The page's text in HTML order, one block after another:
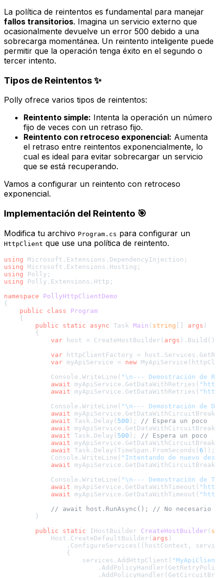
La política de reintentos es fundamental para manejar
fallos transitorios. Imagina un servicio externo que
ocasionalmente devuelve un error 500 debido a una
sobrecarga momentánea. Un reintento inteligente puede
permitir que la operación tenga éxito en el segundo o
tercer intento.
Tipos de Reintentos ✨
Polly ofrece varios tipos de reintentos:
Reintento simple: Intenta la operación un número
fijo de veces con un retraso fijo.
Reintento con retroceso exponencial: Aumenta
el retraso entre reintentos exponencialmente, lo
cual es ideal para evitar sobrecargar un servicio
que se está recuperando.
Vamos a configurar un reintento con retroceso
exponencial.
Implementación del Reintento 🎯
Modifica tu archivo Program.cs para configurar un
HttpClient que use una política de reintento.
using
using
using
using Polly.Extensions.Http;
namespace
PollyHttpClientDemo
{
public
class
Program
    {
public
static async Task Main ( string args )
        {
var host = CreateHostBuilder( args ).Build();
var httpClientFactory =
var myApiService = new
            Console.WriteLine(
"\n--- Demostración de
await myApiService.GetDataWithRetries(
await myApiService.GetDataWithRetries(
            Console.WriteLine(
"\n--- Demostración de
await
await Task.Delay( 500 );
// Espera un poco
await
await Task.Delay( 500 );
// Espera un poco
await
await Task.Delay(TimeSpan.FromSeconds( 6 ));
            Console.WriteLine(
"Intentando de nuevo
await
            Console.WriteLine(
"\n--- Demostración de
await myApiService.GetDataWithTimeout(
await myApiService.GetDataWithTimeout(
// await host.RunAsync(); // No necesario
        }
public
static IHostBuilder CreateHostBuilder (
            Host.CreateDefaultBuilder(
args )
.ConfigureServices((hostContext,
                {
                    services.AddHttpClient(